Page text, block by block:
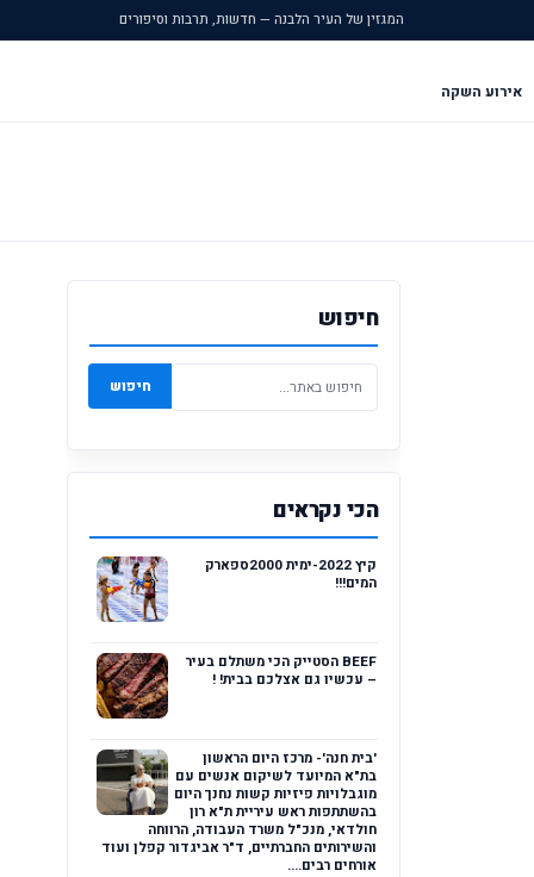
המגזין של העיר הלבנה — חדשות, תרבות וסיפורים
אירוע השקה
חיפוש
חיפוש
הכי נקראים
קיץ 2022-ימית 2000ספארק
המים!!!
BEEF הסטייק הכי משתלם בעיר
– עכשיו גם אצלכם בבית! !
'בית חנה'- מרכז היום הראשון
בת"א המיועד לשיקום אנשים עם
מוגבלויות פיזיות קשות נחנך היום
בהשתתפות ראש עיריית ת"א רון
חולדאי, מנכ"ל משרד העבודה, הרווחה
והשירותים החברתיים, ד"ר אביגדור קפלן ועוד
אורחים רבים....